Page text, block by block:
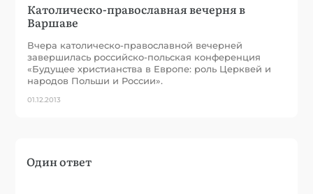
Католическо-православная вечерня в
Варшаве
Вчера католическо-православной вечерней
завершилась российско-польская конференция
«Будущее христианства в Европе: роль Церквей и
народов Польши и России».
01.12.2013
Один ответ